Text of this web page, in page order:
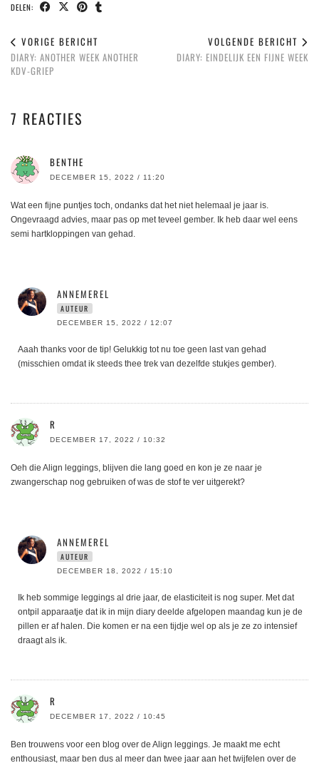
DELEN:
VORIGE BERICHT
DIARY: ANOTHER WEEK ANOTHER
KDV-GRIEP
VOLGENDE BERICHT
DIARY: EINDELIJK EEN FIJNE WEEK
7 REACTIES
BENTHE
DECEMBER 15, 2022 / 11:20
Wat een fijne puntjes toch, ondanks dat het niet helemaal je jaar is.
Ongevraagd advies, maar pas op met teveel gember. Ik heb daar wel eens
semi hartkloppingen van gehad.
ANNEMEREL
AUTEUR
DECEMBER 15, 2022 / 12:07
Aaah thanks voor de tip! Gelukkig tot nu toe geen last van gehad
(misschien omdat ik steeds thee trek van dezelfde stukjes gember).
R
DECEMBER 17, 2022 / 10:32
Oeh die Align leggings, blijven die lang goed en kon je ze naar je
zwangerschap nog gebruiken of was de stof te ver uitgerekt?
ANNEMEREL
AUTEUR
DECEMBER 18, 2022 / 15:10
Ik heb sommige leggings al drie jaar, de elasticiteit is nog super. Met dat
ontpil apparaatje dat ik in mijn diary deelde afgelopen maandag kun je de
pillen er af halen. Die komen er na een tijdje wel op als je ze zo intensief
draagt als ik.
R
DECEMBER 17, 2022 / 10:45
Ben trouwens voor een blog over de Align leggings. Je maakt me echt
enthousiast, maar ben dus al meer dan twee jaar aan het twijfelen over de